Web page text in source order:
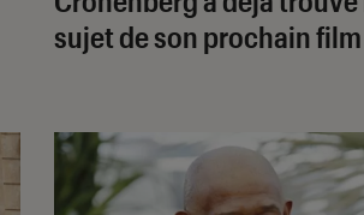
sujet de son prochain film